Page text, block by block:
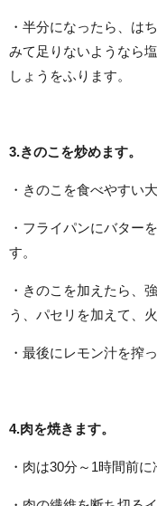
・半分になったら、は
みて足りないようなら
しょうをふります。
3.きのこを炒めます。
・きのこを食べやすい
・フライパンにバター
す。
・きのこを加えたら、
う、パセリを加えて、
・最後にレモン汁を搾
4.肉を焼きます。
・肉は30分～1時間前